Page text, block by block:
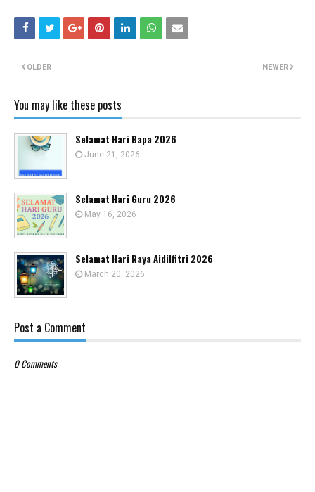
NEWER
OLDER
You may like these posts
Selamat Hari Bapa 2026
June 21, 2026
Selamat Hari Guru 2026
May 16, 2026
Selamat Hari Raya Aidilfitri 2026
March 20, 2026
Post a Comment
0 Comments